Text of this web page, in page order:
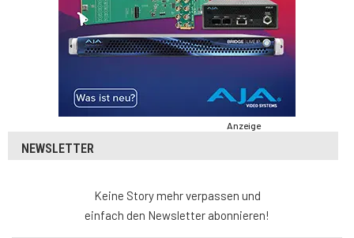
Anzeige
NEWSLETTER
Keine Story mehr verpassen und
einfach den Newsletter abonnieren!